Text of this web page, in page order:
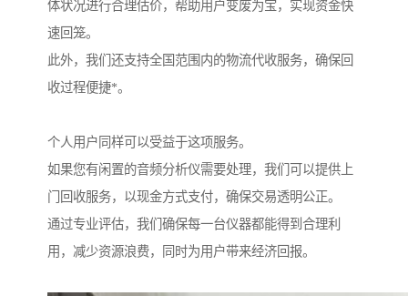
体状况进行合理估价，帮助用户变废为宝，实现资金快
速回笼。
此外，我们还支持全国范围内的物流代收服务，确保回
收过程便捷*。
个人用户同样可以受益于这项服务。
如果您有闲置的音频分析仪需要处理，我们可以提供上
门回收服务，以现金方式支付，确保交易透明公正。
通过专业评估，我们确保每一台仪器都能得到合理利
用，减少资源浪费，同时为用户带来经济回报。